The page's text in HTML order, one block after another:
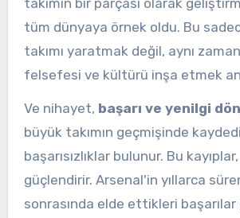
tüm dünyaya örnek oldu. Bu
takımı yaratmak değil, aynı
felsefesi ve kültürü inşa etmek
Ve nihayet, başarı ve yenilgi
büyük takımın geçmişinde
başarısızlıklar bulunur. Bu
güçlendirir. Arsenal'in yıllarca
sonrasında elde ettikleri başarılar